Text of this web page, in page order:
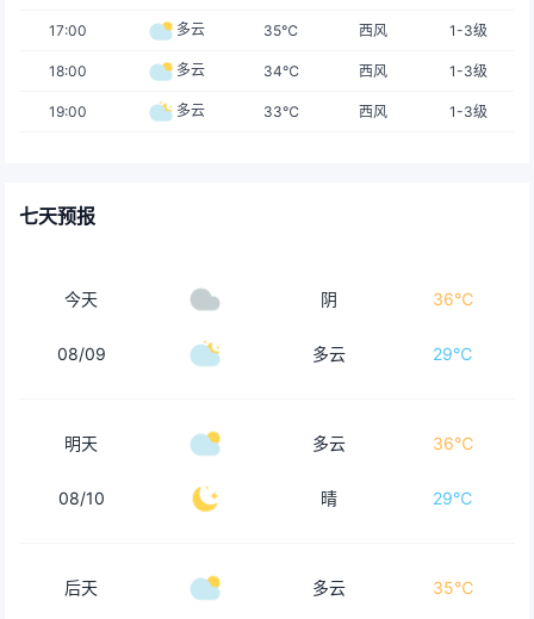
17:00 多云 35℃ 西风 1-3级
18:00 多云 34℃ 西风 1-3级
19:00 多云 33℃ 西风 1-3级
七天预报
今天 阴 36℃
08/09 多云 29℃
明天 多云 36℃
08/10 晴 29℃
后天 多云 35℃